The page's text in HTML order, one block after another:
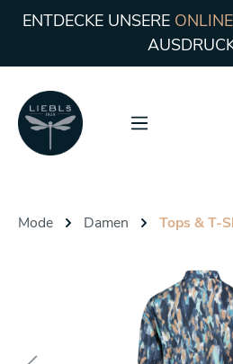
ENTDECKE UNSERE
Mode Damen Tops & T-